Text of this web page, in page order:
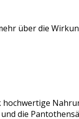
über die
hochwertige
die